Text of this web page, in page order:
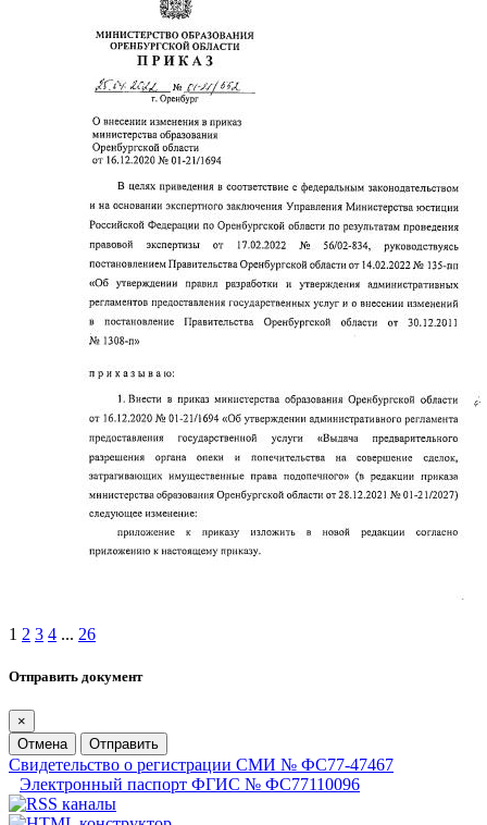
1 2 3 4 ... 26
Отправить документ
×
Отмена
Отправить
Свидетельство о регистрации СМИ № ФС77-47467
Электронный паспорт ФГИС № ФС77110096